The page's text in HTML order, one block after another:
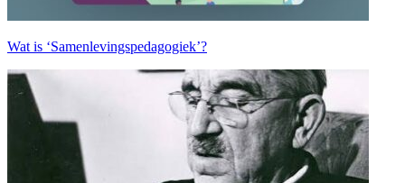
Wat is ‘Samenlevingspedagogiek’?